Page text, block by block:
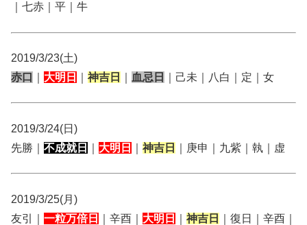
｜七赤｜平｜牛
2019/3/23(土)
赤口
大明日 神吉日 血忌日 ｜己未｜八白｜定｜女
2019/3/24(日)
先勝｜ 不成就日 大明日 神吉日 ｜庚申｜九紫｜執｜虚
2019/3/25(月)
友引｜ 一粒万倍日 ｜辛酉｜ 大明日 神吉日
｜復日｜辛酉｜